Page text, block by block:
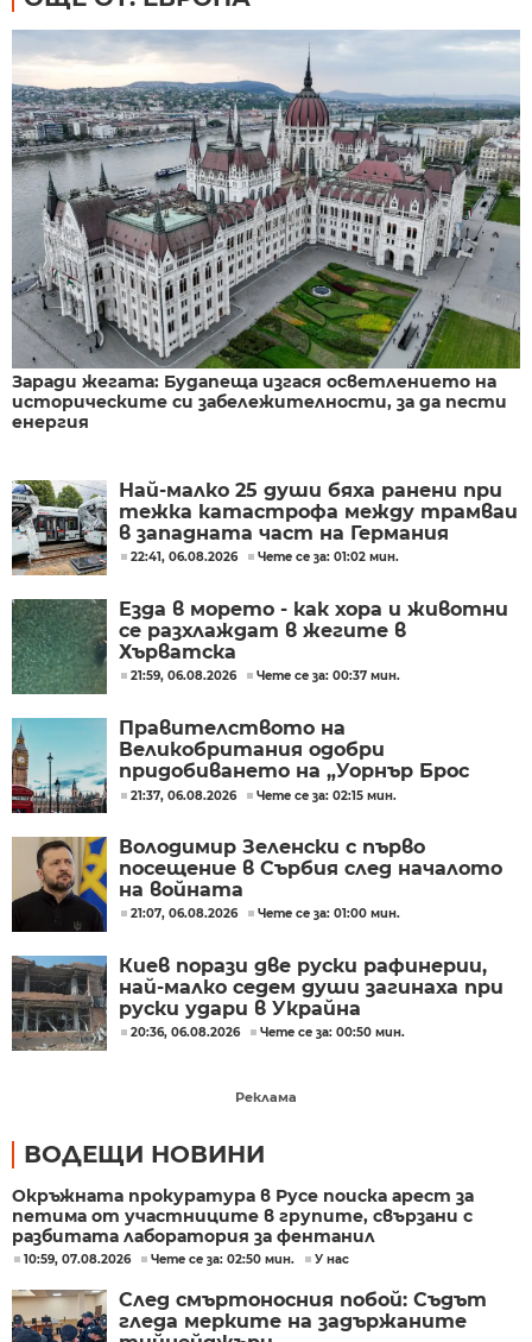
Заради жегата: Будапеща изгася осветлението на
историческите си забележителности, за да пести
енергия
Най-малко 25 души бяха ранени при
тежка катастрофа между трамваи
в западната част на Германия
22:41, 06.08.2026 Чете се за: 01:02 мин.
Езда в морето - как хора и животни
се разхлаждат в жегите в
Хърватска
21:59, 06.08.2026 Чете се за: 00:37 мин.
Правителството на
Великобритания одобри
придобиването на „Уорнър Брос
Дискавъри“ от „Парамаунт“ за 110
21:37, 06.08.2026 Чете се за: 02:15 мин.
Володимир Зеленски с първо
посещение в Сърбия след началото
на войната
21:07, 06.08.2026 Чете се за: 01:00 мин.
Киев порази две руски рафинерии,
най-малко седем души загинаха при
руски удари в Украйна
20:36, 06.08.2026 Чете се за: 00:50 мин.
Реклама
ВОДЕЩИ НОВИНИ
Окръжната прокуратура в Русе поиска арест за
петима от участниците в групите, свързани с
разбитата лаборатория за фентанил
10:59, 07.08.2026 Чете се за: 02:50 мин. У нас
След смъртоносния побой: Съдът
гледа мерките на задържаните